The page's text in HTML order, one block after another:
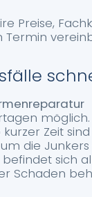
Preise,
Termin
möglich.
Zeit
die
sich
Schaden